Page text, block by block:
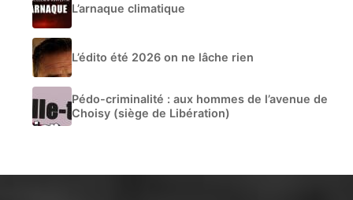
L’arnaque climatique
L’édito été 2026 on ne lâche rien
Pédo-criminalité : aux hommes de l’avenue de
Choisy (siège de Libération)